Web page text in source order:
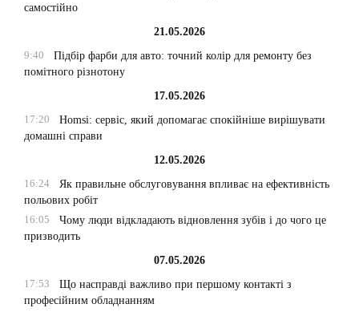
самостійно
21.05.2026
9:40
Підбір фарби для авто: точний колір для ремонту без
помітного різнотону
17.05.2026
17:20
Homsi: сервіс, який допомагає спокійніше вирішувати
домашні справи
12.05.2026
16:24
Як правильне обслуговування впливає на ефективність
польових робіт
16:05
Чому люди відкладають відновлення зубів і до чого це
призводить
07.05.2026
17:53
Що насправді важливо при першому контакті з
професійним обладнанням